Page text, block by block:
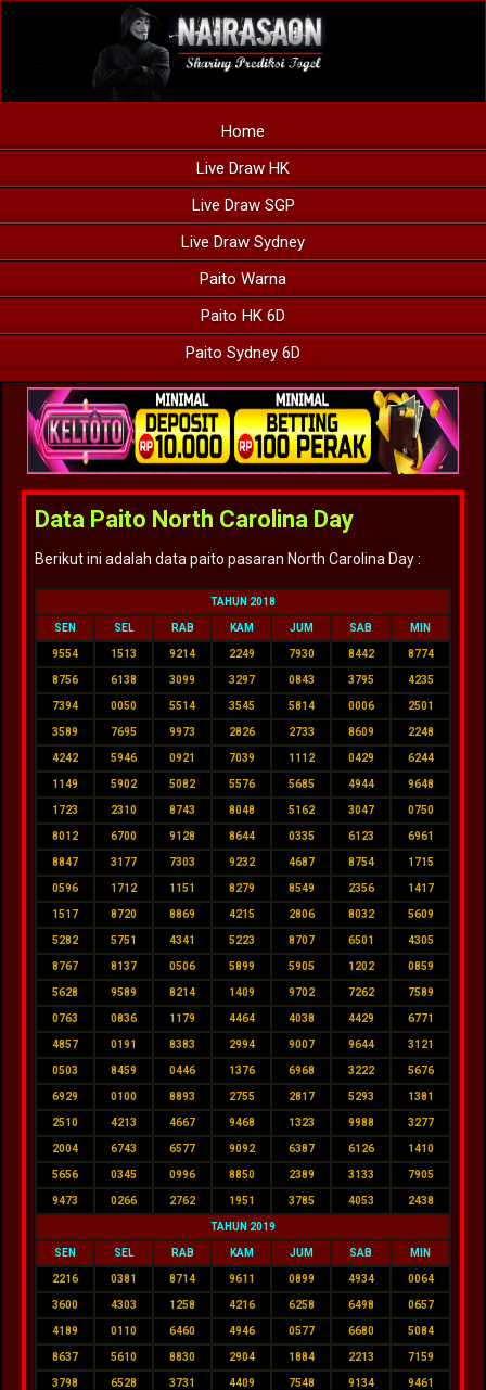
Home
Live Draw HK
Live Draw SGP
Live Draw Sydney
Paito Warna
Paito HK 6D
Paito Sydney 6D
Data Paito North Carolina Day
Berikut ini adalah data paito pasaran North Carolina Day :
TAHUN 2018
SEN SEL RAB KAM JUM SAB MIN
9554 1513 9214 2249 7930 8442 8774
8756 6138 3099 3297 0843 3795 4235
7394 0050 5514 3545 5814 0006 2501
3589 7695 9973 2826 2733 8609 2248
4242 5946 0921 7039 1112 0429 6244
1149 5902 5082 5576 5685 4944 9648
1723 2310 8743 8048 5162 3047 0750
8012 6700 9128 8644 0335 6123 6961
8847 3177 7303 9232 4687 8754 1715
0596 1712 1151 8279 8549 2356 1417
1517 8720 8869 4215 2806 8032 5609
5282 5751 4341 5223 8707 6501 4305
8767 8137 0506 5899 5905 1202 0859
5628 9589 8214 1409 9702 7262 7589
0763 0836 1179 4464 4038 4429 6771
4857 0191 8383 2994 9007 9644 3121
0503 8459 0446 1376 6968 3222 5676
6929 0100 8893 2755 2817 5293 1381
2510 4213 4667 9468 1323 9988 3277
2004 6743 6577 9092 6387 6126 1410
5656 0345 0996 8850 2389 3133 7905
9473 0266 2762 1951 3785 4053 2438
TAHUN 2019
SEN SEL RAB KAM JUM SAB MIN
2216 0381 8714 9611 0899 4934 0064
3600 4303 1258 4216 6258 6498 0657
4189 0110 6460 4946 0577 6680 5084
8637 5610 8830 2904 1884 2213 7159
3798 6528 3731 4409 7548 9134 9461